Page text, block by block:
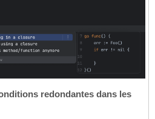
redondantes dans les